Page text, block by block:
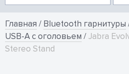
Главная / Bluetooth гарнитуры
USB-A с оголовьем / Jabra
Stereo Stand